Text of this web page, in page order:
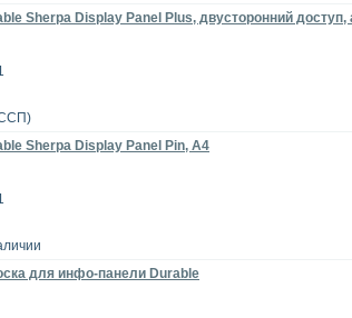
Sherpa Display Panel Plus, двусторонний доступ,
Sherpa Display Panel Pin, A4
для инфо-панели Durable